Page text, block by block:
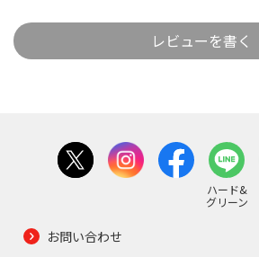
レビューを書く
ハード&
グリーン
お問い合わせ